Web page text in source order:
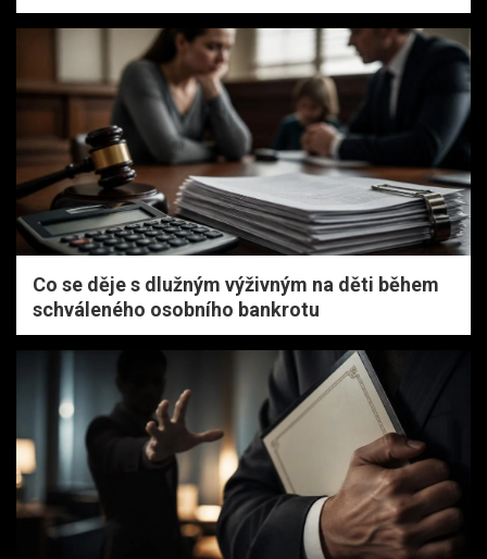
Co se děje s dlužným výživným na děti během
schváleného osobního bankrotu